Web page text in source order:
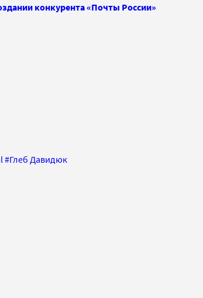
конкурента «Почты России»
#Глеб Давидюк